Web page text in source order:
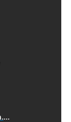
waffen-jagd@saarbruecken.de